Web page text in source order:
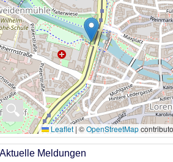
🔍
Leaflet | ©OpenStreetMap
Aktuelle Meldungen